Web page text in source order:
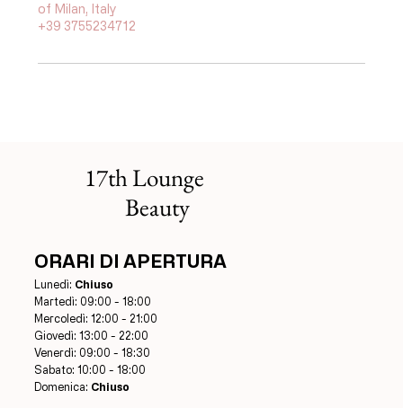
of Milan, Italy
+39 3755234712
17th Lounge
Beauty
ORARI DI APERTURA
Lunedì: Chiuso
Martedì: 09:00 - 18:00
Mercoledì: 12:00 - 21:00
Giovedì: 13:00 - 22:00
Venerdì: 09:00 - 18:30
Sabato: 10:00 - 18:00
Domenica: Chiuso